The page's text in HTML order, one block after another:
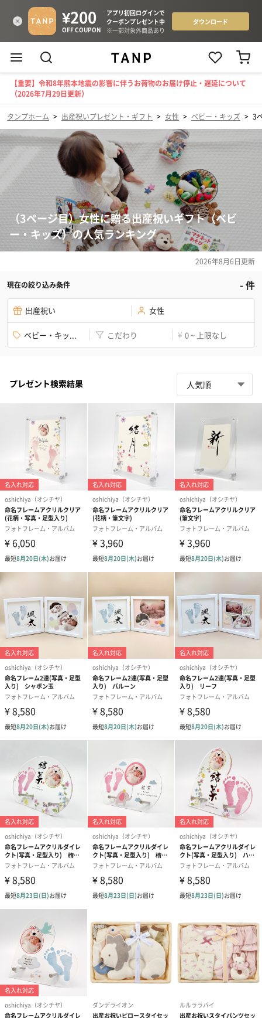
【重要】令和8年熊本地震の影響に伴うお荷物のお届け停止・遅延について
（2026年7月29日更新）
タンプホーム > 出産祝いプレゼント・ギフト > 女性 > ベビー・キッズ > 3
（3ページ目）女性に贈る出産祝いギフト（ベビ
ー・キッズ）の人気ランキング
2026年8月6日更新
現在の絞り込み条件 -件
出産祝い 女性
ベビー・キッ... こだわり ¥ 0 ~ 上限なし
プレゼント検索結果